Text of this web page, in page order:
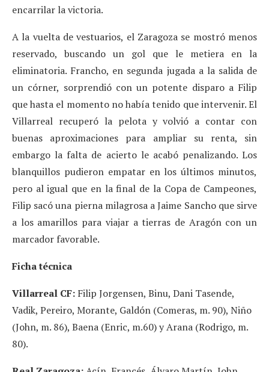
encarrilar la victoria.
A la vuelta de vestuarios, el Zaragoza se mostró menos
reservado, buscando un gol que le metiera en la
eliminatoria. Francho, en segunda jugada a la salida de
un córner, sorprendió con un potente disparo a Filip
que hasta el momento no había tenido que intervenir. El
Villarreal recuperó la pelota y volvió a contar con
buenas aproximaciones para ampliar su renta, sin
embargo la falta de acierto le acabó penalizando. Los
blanquillos pudieron empatar en los últimos minutos,
pero al igual que en la final de la Copa de Campeones,
Filip sacó una pierna milagrosa a Jaime Sancho que sirve
a los amarillos para viajar a tierras de Aragón con un
marcador favorable.
Ficha técnica
Villarreal CF: Filip Jorgensen, Binu, Dani Tasende,
Vadik, Pereiro, Morante, Galdón (Comeras, m. 90), Niño
(John, m. 86), Baena (Enric, m.60) y Arana (Rodrigo, m.
80).